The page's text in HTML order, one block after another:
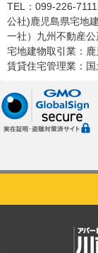
TEL：099-226-7111
公社)鹿児島県宅地
一社）九州不動産
宅地建物取引業：
賃貸住宅管理業：